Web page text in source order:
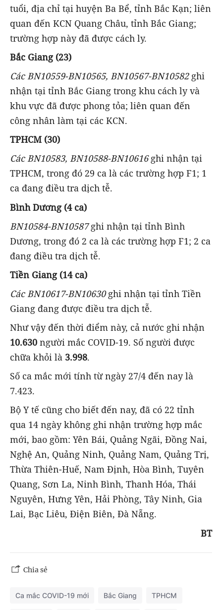
tuổi, địa chỉ tại huyện Ba Bể, tỉnh Bắc Kạn; liên
quan đến KCN Quang Châu, tỉnh Bắc Giang;
trường hợp này đã được cách ly.
Bắc Giang (23)
Các BN10559-BN10565, BN10567-BN10582ghi
nhận tại tỉnh Bắc Giang trong khu cách ly và
khu vực đã được phong tỏa; liên quan đến
công nhân làm tại các KCN.
TPHCM (30)
Các BN10583, BN10588-BN10616ghi nhận tại
TPHCM, trong đó 29 ca là các trường hợp F1; 1
ca đang điều tra dịch tễ.
Bình Dương (4 ca)
BN10584-BN10587ghi nhận tại tỉnh Bình
Dương, trong đó 2 ca là các trường hợp F1; 2 ca
đang điều tra dịch tễ.
Tiền Giang (14 ca)
Các BN10617-BN10630ghi nhận tại tỉnh Tiền
Giang đang được điều tra dịch tễ.
Như vậy đến thời điểm này, cả nước ghi nhận
10.630 người mắc COVID-19. Số người được
chữa khỏi là 3.998.
Số ca mắc mới tính từ ngày 27/4 đến nay là
7.423.
Bộ Y tế cũng cho biết đến nay, đã có 22 tỉnh
qua 14 ngày không ghi nhận trường hợp mắc
mới, bao gồm: Yên Bái, Quảng Ngãi, Đồng Nai,
Nghệ An, Quảng Ninh, Quảng Nam, Quảng Trị,
Thừa Thiên-Huế, Nam Định, Hòa Bình, Tuyên
Quang, Sơn La, Ninh Bình, Thanh Hóa, Thái
Nguyên, Hưng Yên, Hải Phòng, Tây Ninh, Gia
Lai, Bạc Liêu, Điện Biên, Đà Nẵng.
BT
Chia sẻ
Ca mắc COVID-19 mới Bắc Giang TPHCM